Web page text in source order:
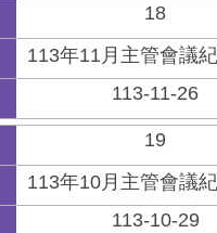
18
113年11月主管會議
113-11-26
19
113年10月主管會議
113-10-29